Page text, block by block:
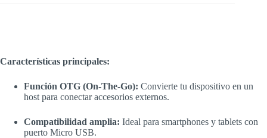
Características principales:
Función OTG (On-The-Go): Convierte tu dispositivo en un
host para conectar accesorios externos.
Compatibilidad amplia: Ideal para smartphones y tablets con
puerto Micro USB.